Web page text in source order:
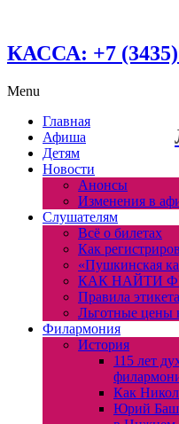
КАССА: +7 (3435)
Menu
Главная
Афиша
Детям
Новости
Анонсы
Изменения в
Слушателям
Всё о билетах
Как
«Пушкинская
КАК НАЙТИ
Правила этикета
Льготные цены
Филармония
История
115 лет
Как
Юрий